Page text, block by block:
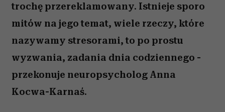
trochę przereklamowany. Istnieje sporo
mitów na jego temat, wiele rzeczy, które
nazywamy stresorami, to po prostu
wyzwania, zadania dnia codziennego -
przekonuje neuropsycholog Anna
Kocwa-Karnaś.